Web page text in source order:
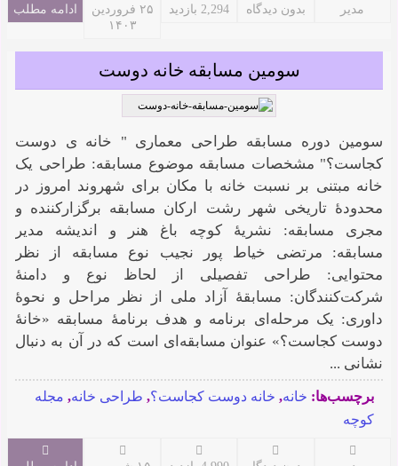
مدیر بدون دیدگاه 2,294 بازدید
۲۵ فروردین
۱۴۰۳
ادامه مطلب
سومین مسابقه خانه دوست
سومین دوره مسابقه طراحی معماری " خانه ی دوست
کجاست؟" مشخصات مسابقه موضوع مسابقه: طراحی یک
خانه مبتنی بر نسبت خانه با مکان برای شهروند امروز در
محدودۀ تاریخی شهر رشت ارکان مسابقه برگزارکننده و
مجری مسابقه: نشریۀ کوچه باغ هنر و اندیشه مدیر
مسابقه: مرتضی خیاط پور نجیب نوع مسابقه از نظر
محتوایی: طراحی تفصیلی از لحاظ نوع و دامنۀ
شرکت‌کنندگان: مسابقۀ آزاد ملی از نظر مراحل و نحوۀ
داوری: یک مرحله‌ای برنامه و هدف برنامۀ مسابقه «خانۀ
دوست کجاست؟» عنوان مسابقه‌ای است که در آن به دنبال
نشانی ...
برچسب‌ها: خانه, خانه دوست کجاست؟, طراحی خانه, مجله
کوچه